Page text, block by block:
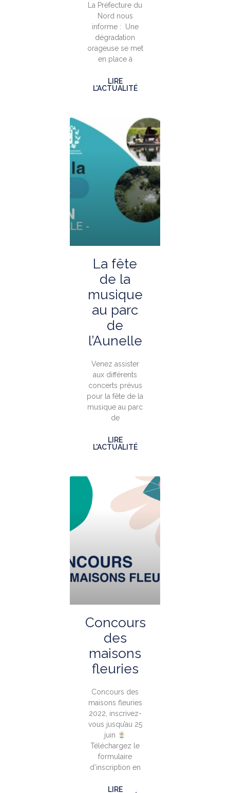
La Préfecture du
Nord nous
informe : Une
dégradation
orageuse se met
en place à
LIRE
L'ACTUALITÉ
La fête
de la
musique
au parc
de
l’Aunelle
Venez assister
aux différents
concerts prévus
pour la fête de la
musique au parc
de
LIRE
L'ACTUALITÉ
Concours
des
maisons
fleuries
Concours des
maisons fleuries
2022, inscrivez-
vous jusqu’au 25
juin
Téléchargez le
formulaire
d’inscription en
LIRE